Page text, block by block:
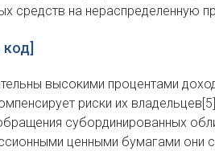
средств на нераспределенную
код]
высокими процентами
риски их
субординированных
ценными бумагами они